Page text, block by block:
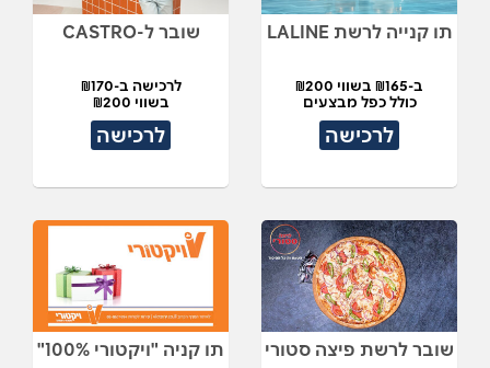
תו קנייה לרשת LALINE
ב-₪165 בשווי ₪200
כולל כפל מבצעים
לרכישה
שובר ל-CASTRO
לרכישה ב-₪170
בשווי ₪200
לרכישה
שובר לרשת פיצה סטורי תו קניה "ויקטורי 100%"